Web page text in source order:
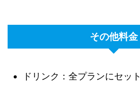
その他料金
ドリンク：全プランにセット